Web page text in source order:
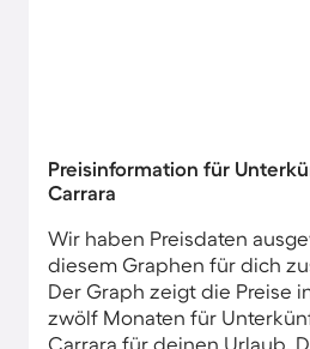
Preisinformation für
Carrara
Wir haben Preisdaten
diesem Graphen für dich
Der Graph zeigt die Preise
zwölf Monaten für
Carrara für deinen Urlaub.